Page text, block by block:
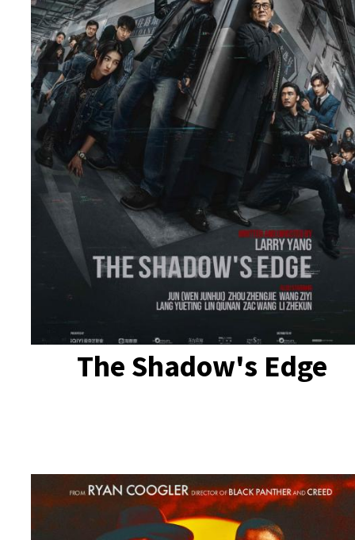
The Shadow's Edge